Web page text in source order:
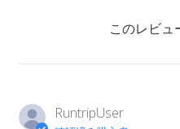
このレビュ
RuntripUser